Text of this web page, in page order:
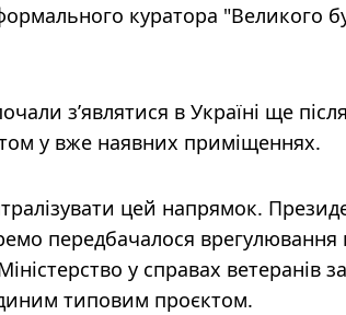
куратора "Великого
з’являтися в Україні ще
у вже наявних приміщеннях.
цей напрямок.
передбачалося врегулювання
у справах ветеранів
типовим проєктом.